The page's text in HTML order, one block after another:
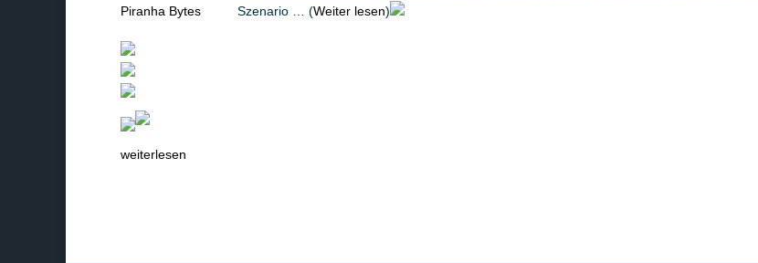
Szenario … (Weiter lesen)
weiterlesen